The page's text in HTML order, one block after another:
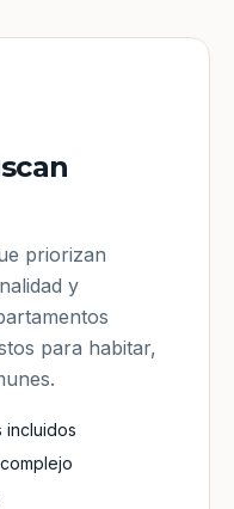
priorizan
y
para habitar,
incluidos